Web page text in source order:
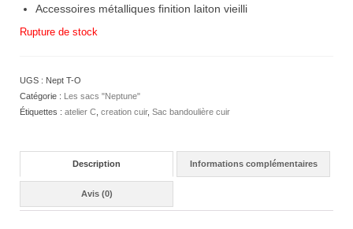
Accessoires métalliques finition laiton vieilli
Rupture de stock
UGS : Nept T-O
Catégorie : Les sacs "Neptune"
Étiquettes : atelier C creation cuir, Sac bandoulière cuir
Description Informations complémentaires
Avis (0)